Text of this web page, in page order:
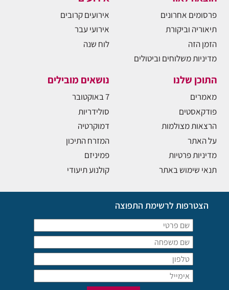
פרסומים אחרונים
תיאוריה וביקורת
הזמן הזה
מדיניות משלוחים וביטולים
אירועים קרובים
אירועי עבר
לוח שנה
התוכן שלנו
מאמרים
פודקאסטים
הרצאות מצולמות
על האתר
מדיניות פרטיות
תנאי שימוש באתר
נושאים מובילים
7 באוקטובר
סולידריות
דמוקרטיה
המזרח התיכון
פמיניזם
קולנוע תיעודי
הצטרפות לרשימת התפוצה